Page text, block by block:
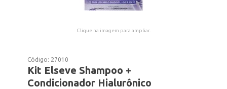
Clique na imagem para ampliar.
Código: 27010
Kit Elseve Shampoo +
Condicionador Hialurônico